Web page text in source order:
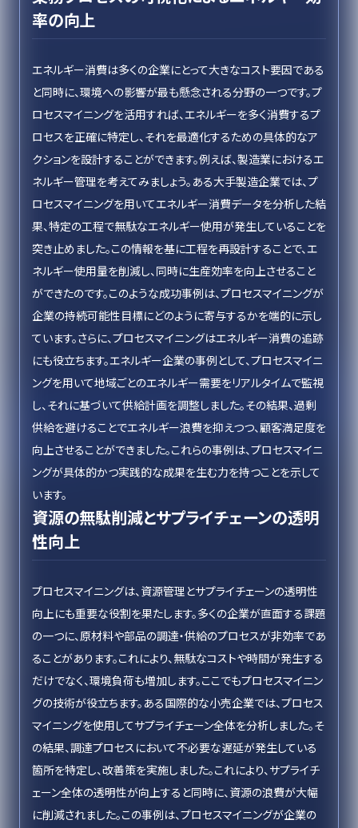
率の向上
エネルギー消費は多くの企業にとって大きなコスト要因である
と同時に、環境への影響が最も懸念される分野の一つです。プ
ロセスマイニングを活用すれば、エネルギーを多く消費するプ
ロセスを正確に特定し、それを最適化するための具体的なア
クションを設計することができます。例えば、製造業におけるエ
ネルギー管理を考えてみましょう。ある大手製造企業では、プ
ロセスマイニングを用いてエネルギー消費データを分析した結
果、特定の工程で無駄なエネルギー使用が発生していることを
突き止めました。この情報を基に工程を再設計することで、エ
ネルギー使用量を削減し、同時に生産効率を向上させること
ができたのです。このような成功事例は、プロセスマイニングが
企業の持続可能性目標にどのように寄与するかを端的に示し
ています。さらに、プロセスマイニングはエネルギー消費の追跡
にも役立ちます。エネルギー企業の事例として、プロセスマイニ
ングを用いて地域ごとのエネルギー需要をリアルタイムで監視
し、それに基づいて供給計画を調整しました。その結果、過剰
供給を避けることでエネルギー浪費を抑えつつ、顧客満足度を
向上させることができました。これらの事例は、プロセスマイニ
ングが具体的かつ実践的な成果を生む力を持つことを示して
います。
資源の無駄削減とサプライチェーンの透明
性向上
プロセスマイニングは、資源管理とサプライチェーンの透明性
向上にも重要な役割を果たします。多くの企業が直面する課題
の一つに、原材料や部品の調達・供給のプロセスが非効率であ
ることがあります。これにより、無駄なコストや時間が発生する
だけでなく、環境負荷も増加します。ここでもプロセスマイニン
グの技術が役立ちます。ある国際的な小売企業では、プロセス
マイニングを使用してサプライチェーン全体を分析しました。そ
の結果、調達プロセスにおいて不必要な遅延が発生している
箇所を特定し、改善策を実施しました。これにより、サプライチ
ェーン全体の透明性が向上すると同時に、資源の浪費が大幅
に削減されました。この事例は、プロセスマイニングが企業の